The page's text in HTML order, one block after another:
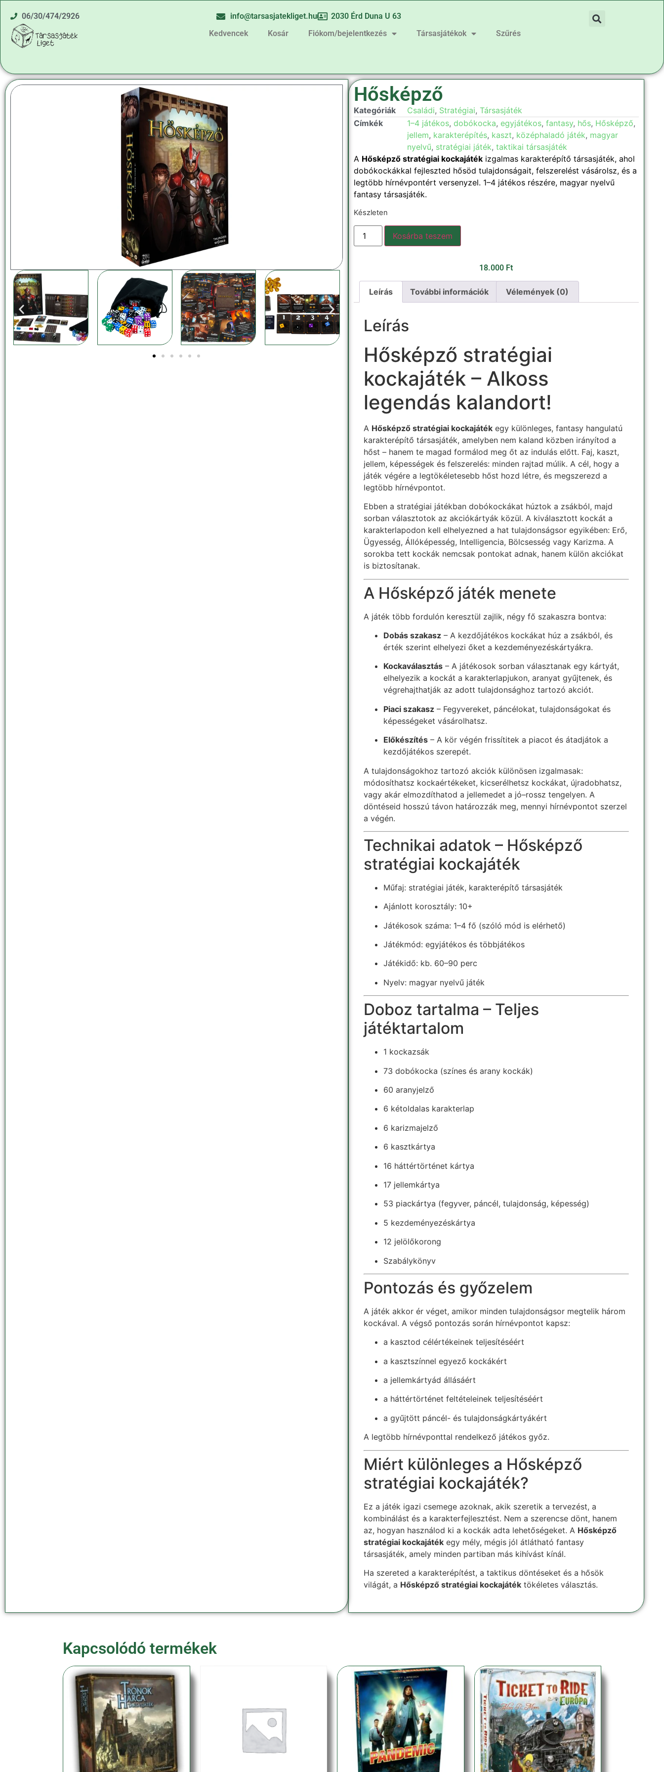
06/30/474/2926 info@tarsasjatekliget.hu
2030 Érd Duna U 63
Kedvencek
Kosár Fiókom/bejelentkezés Társasjátékok Szűrés
Hősképző
Kategóriák Családi, Stratégiai, Társasjáték
Címkék
1–4 játékos, dobókocka, egyjátékos, fantasy, hős, Hősképző,
jellem, karakterépítés, kaszt, középhaladó játék, magyar
nyelvű, stratégiai játék, taktikai társasjáték
A Hősképző stratégiai kockajátékizgalmas karakterépítő társasjáték, ahol
dobókockákkal fejleszted hősöd tulajdonságait, felszerelést vásárolsz, és a
legtöbb hírnévpontért versenyzel. 1–4 játékos részére, magyar nyelvű
fantasy társasjáték.
Készleten
Kosárba teszem
18.000 Ft
Leírás További információk Vélemények (0)
Leírás
Hősképző stratégiai
kockajáték – Alkoss
legendás kalandort!
A Hősképző stratégiai kockajátékegy különleges, fantasy hangulatú
karakterépítő társasjáték, amelyben nem kaland közben irányítod a
hőst – hanem te magad formálod meg őt az indulás előtt. Faj, kaszt,
jellem, képességek és felszerelés: minden rajtad múlik. A cél, hogy a
játék végére a legtökéletesebb hőst hozd létre, és megszerezd a
legtöbb hírnévpontot.
Ebben a stratégiai játékban dobókockákat húztok a zsákból, majd
sorban választotok az akciókártyák közül. A kiválasztott kockát a
karakterlapodon kell elhelyezned a hat tulajdonságsor egyikében: Erő,
Ügyesség, Állóképesség, Intelligencia, Bölcsesség vagy Karizma. A
sorokba tett kockák nemcsak pontokat adnak, hanem külön akciókat
is biztosítanak.
A Hősképző játék menete
A játék több fordulón keresztül zajlik, négy fő szakaszra bontva:
Dobás szakasz– A kezdőjátékos kockákat húz a zsákból, és
érték szerint elhelyezi őket a kezdeményezéskártyákra.
Kockaválasztás– A játékosok sorban választanak egy kártyát,
elhelyezik a kockát a karakterlapjukon, aranyat gyűjtenek, és
végrehajthatják az adott tulajdonsághoz tartozó akciót.
Piaci szakasz– Fegyvereket, páncélokat, tulajdonságokat és
képességeket vásárolhatsz.
Előkészítés– A kör végén frissítitek a piacot és átadjátok a
kezdőjátékos szerepét.
A tulajdonságokhoz tartozó akciók különösen izgalmasak:
módosíthatsz kockaértékeket, kicserélhetsz kockákat, újradobhatsz,
vagy akár elmozdíthatod a jellemedet a jó–rossz tengelyen. A
döntéseid hosszú távon határozzák meg, mennyi hírnévpontot szerzel
a végén.
Technikai adatok – Hősképző
stratégiai kockajáték
Műfaj: stratégiai játék, karakterépítő társasjáték
Ajánlott korosztály: 10+
Játékosok száma: 1–4 fő (szóló mód is elérhető)
Játékmód: egyjátékos és többjátékos
Játékidő: kb. 60–90 perc
Nyelv: magyar nyelvű játék
Doboz tartalma – Teljes
játéktartalom
1 kockazsák
73 dobókocka (színes és arany kockák)
60 aranyjelző
6 kétoldalas karakterlap
6 karizmajelző
6 kasztkártya
16 háttértörténet kártya
17 jellemkártya
53 piackártya (fegyver, páncél, tulajdonság, képesség)
5 kezdeményezéskártya
12 jelölőkorong
Szabálykönyv
Pontozás és győzelem
A játék akkor ér véget, amikor minden tulajdonságsor megtelik három
kockával. A végső pontozás során hírnévpontot kapsz:
a kasztod célértékeinek teljesítéséért
a kasztszínnel egyező kockákért
a jellemkártyád állásáért
a háttértörténet feltételeinek teljesítéséért
a gyűjtött páncél- és tulajdonságkártyákért
A legtöbb hírnévponttal rendelkező játékos győz.
Miért különleges a Hősképző
stratégiai kockajáték?
Ez a játék igazi csemege azoknak, akik szeretik a tervezést, a
kombinálást és a karakterfejlesztést. Nem a szerencse dönt, hanem
az, hogyan használod ki a kockák adta lehetőségeket. A Hősképző
stratégiai kockajátékegy mély, mégis jól átlátható fantasy
társasjáték, amely minden partiban más kihívást kínál.
Ha szereted a karakterépítést, a taktikus döntéseket és a hősök
világát, a Hősképző stratégiai kockajátéktökéletes választás.
Kapcsolódó termékek